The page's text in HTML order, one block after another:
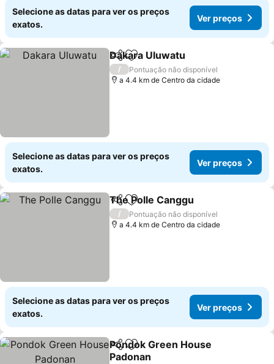
Selecione as datas para ver os preços
exatos.
Ver preços
PartilharAdicionar aos favoritos
Dakara Uluwatu
/
Pontuação não disponível
a 4.4 km de Centro da cidade
Selecione as datas para ver os preços
exatos.
Ver preços
PartilharAdicionar aos favoritos
The Polle Canggu
/
Pontuação não disponível
a 4.4 km de Centro da cidade
Selecione as datas para ver os preços
exatos.
Ver preços
PartilharAdicionar aos favoritos
Pondok Green House
Padonan